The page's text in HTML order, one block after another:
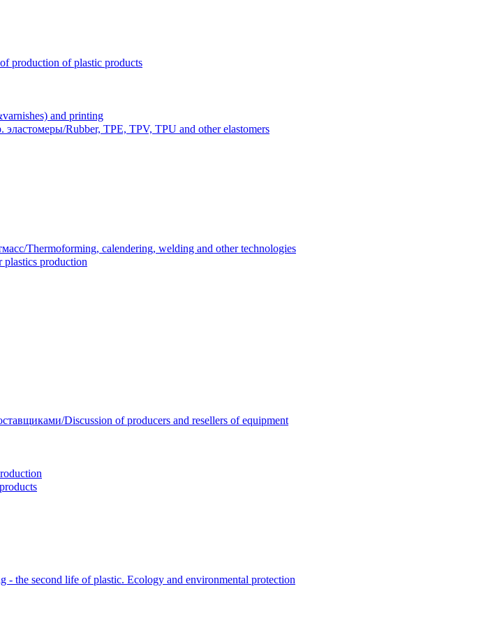
production of plastic products
and printing
Rubber, TPE, TPV, TPU and other elastomers
Thermoforming, calendering, welding and other technologies
production
Discussion of producers and resellers of equipment
the second life of plastic. Ecology and environmental protection